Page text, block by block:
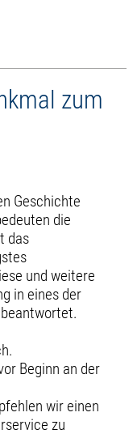
zum
Geschichte
die
das
und weitere
in eines der
Beginn an der
wir einen
zu